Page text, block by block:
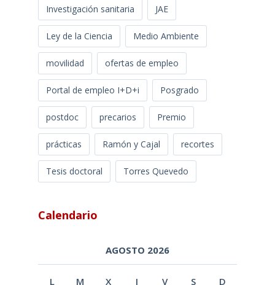
Investigación sanitaria JAE
Ley de la Ciencia Medio Ambiente
movilidad ofertas de empleo
Portal de empleo I+D+i Posgrado
postdoc precarios Premio
prácticas Ramón y Cajal recortes
Tesis doctoral Torres Quevedo
Calendario
AGOSTO 2026
L M X J V S D